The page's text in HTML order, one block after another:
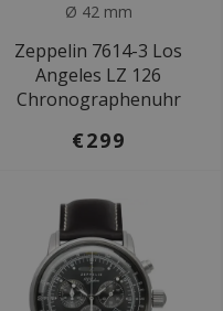
Ø 42 mm
Zeppelin 7614-3 Los
Angeles LZ 126
Chronographenuhr
€299